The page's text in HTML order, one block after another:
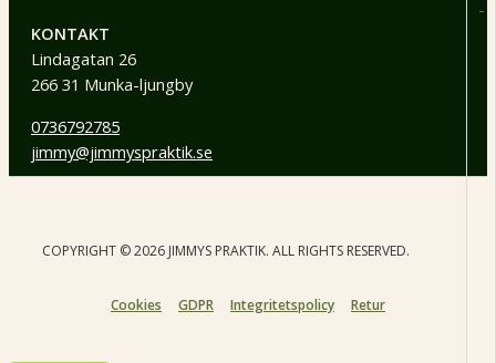
-
KONTAKT
Lindagatan 26
266 31 Munka-ljungby
0736792785
jimmy@jimmyspraktik.se
COPYRIGHT © 2026 JIMMYS PRAKTIK. ALL RIGHTS RESERVED.
Cookies GDPR Integritetspolicy Retur